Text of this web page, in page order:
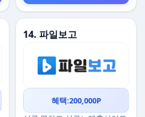
14. 파일보고
혜택:200,000P